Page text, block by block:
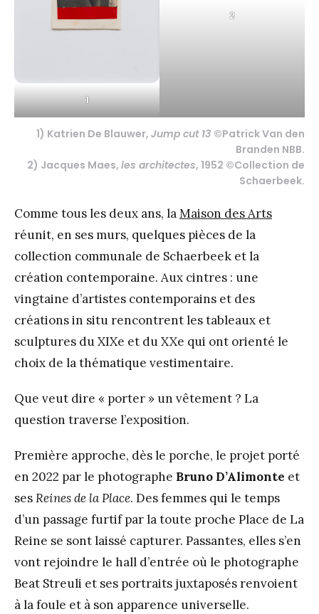
1
2
1) Katrien De Blauwer, Jump cut 13 ©Patrick Van den
Branden NBB.
2) Jacques Maes, les architectes, 1952 ©Collection de
Schaerbeek.
Comme tous les deux ans, laMaison des Arts
réunit, en ses murs, quelques pièces de la
collection communale de Schaerbeek et la
création contemporaine. Aux cintres : une
vingtaine d’artistes contemporains et des
créations in situ rencontrent les tableaux et
sculptures du XIXe et du XXe qui ont orienté le
choix de la thématique vestimentaire.
Que veut dire « porter » un vêtement ? La
question traverse l’exposition.
Première approche, dès le porche, le projet porté
en 2022 par le photographe Bruno D’Alimonte et
sesReines de la Place. Des femmes qui le temps
d’un passage furtif par la toute proche Place de La
Reine se sont laissé capturer. Passantes, elles s’en
vont rejoindre le hall d’entrée où le photographe
Beat Streuli et ses portraits juxtaposés renvoient
à la foule et à son apparence universelle.